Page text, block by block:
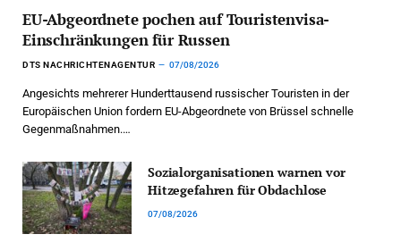
EU-Abgeordnete pochen auf Touristenvisa-
Einschränkungen für Russen
DTS NACHRICHTENAGENTUR 07/08/2026
Angesichts mehrerer Hunderttausend russischer Touristen in der
Europäischen Union fordern EU-Abgeordnete von Brüssel schnelle
Gegenmaßnahmen.…
Sozialorganisationen warnen vor
Hitzegefahren für Obdachlose
07/08/2026